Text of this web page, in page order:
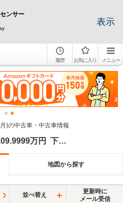
ンサー
表示
履歴 お気に入り メニュー
)の中古車・中古車情報
ホンダ エリシオン 上限109.9999万円 下限100万円
地図から探す
並べ替え
更新時に
メール受信